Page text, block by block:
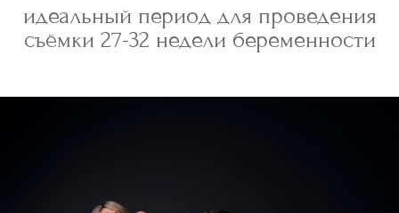
идеальный период для проведения
съёмки 27-32 недели беременности